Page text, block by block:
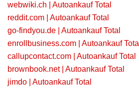
webwiki.ch | Autoankauf Total
reddit.com | Autoankauf Total
go-findyou.de | Autoankauf Total
enrollbusiness.com | Autoankauf Total
callupcontact.com | Autoankauf Total
brownbook.net | Autoankauf Total
jimdo | Autoankauf Total